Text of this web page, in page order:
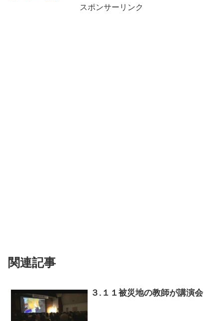
スポンサーリンク
関連記事
３.１１被災地の教師が講演会